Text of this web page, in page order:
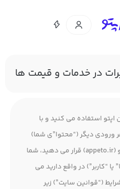
در خدمات و قیمت ها
اپتو استفاده می کنید و با
ورودی دیگر (“محتوا”ی شما)
که در سامانه (“خدمات”) اپتو (appeto.ir) قرار می دهید، شما
“کاربر”) در واقع دارید می
(“قوانین سایت”) زیر